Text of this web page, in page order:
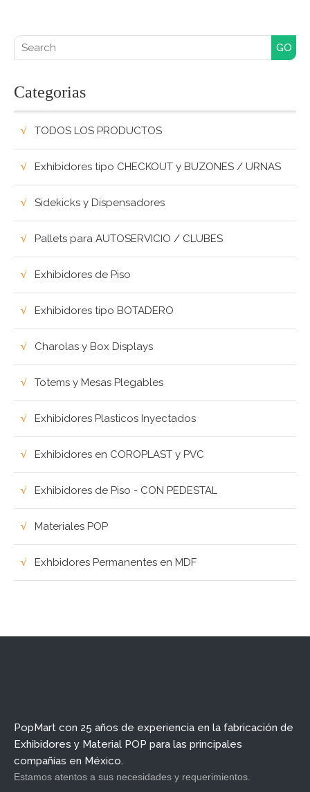
Search for:
Categorias
TODOS LOS PRODUCTOS
Exhibidores tipo CHECKOUT y BUZONES / URNAS
Sidekicks y Dispensadores
Pallets para AUTOSERVICIO / CLUBES
Exhibidores de Piso
Exhibidores tipo BOTADERO
Charolas y Box Displays
Totems y Mesas Plegables
Exhibidores Plasticos Inyectados
Exhibidores en COROPLAST y PVC
Exhibidores de Piso - CON PEDESTAL
Materiales POP
Exhbidores Permanentes en MDF
PopMart con 25 años de experiencia en la fabricación de
Exhibidores y Material POP para las principales
compañías en México.
Estamos atentos a sus necesidades y requerimientos.